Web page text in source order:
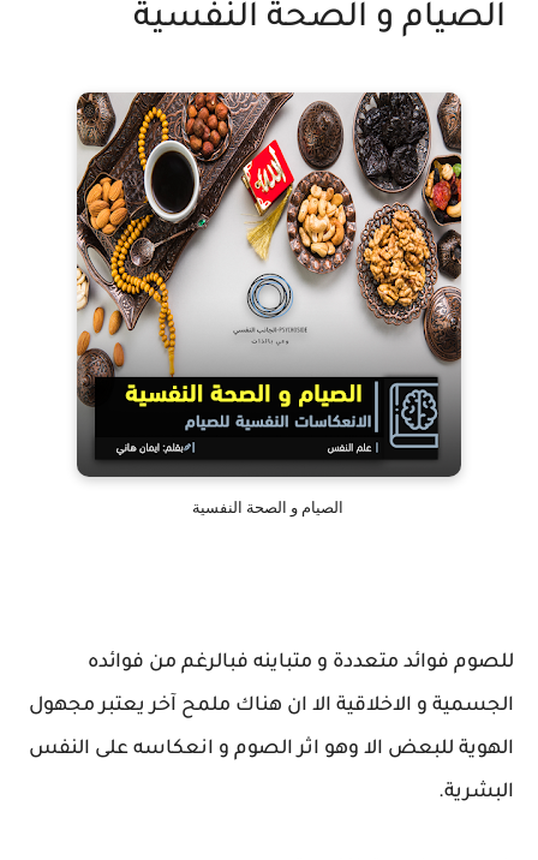
الصيام و الصحة النفسية
الصيام و الصحة النفسية
للصوم فوائد متعددة و متباينه فبالرغم من فوائده
الجسمية و الاخلاقية الا ان هناك ملمح آخر يعتبر مجهول
الهوية للبعض الا وهو اثر الصوم و انعكاسه على النفس
البشرية.